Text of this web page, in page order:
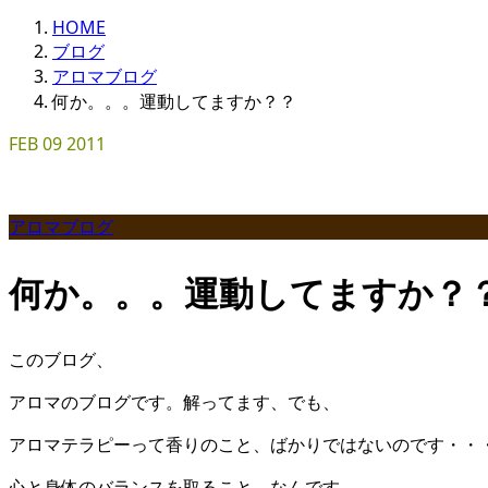
HOME
ブログ
アロマブログ
何か。。。運動してますか？？
FEB092011
アロマブログ
何か。。。運動してますか？
このブログ、
アロマのブログです。解ってます、でも、
アロマテラピーって香りのこと、ばかりではないのです・・